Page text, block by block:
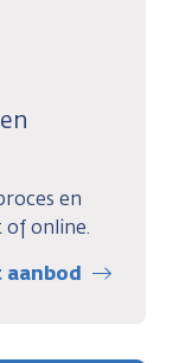
en
of online.
aanbod